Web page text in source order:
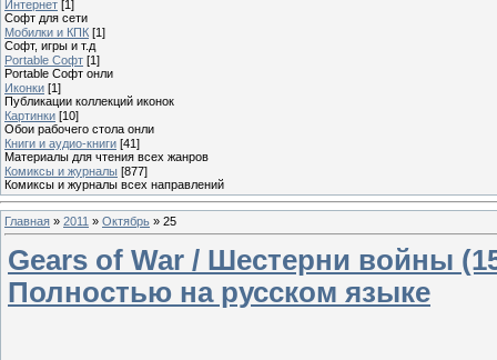
Интернет [1]
Софт для сети
Мобилки и КПК [1]
Софт, игры и т.д
Portable Софт [1]
Portable Софт онли
Иконки [1]
Публикации коллекций иконок
Картинки [10]
Обои рабочего стола онли
Книги и аудио-книги [41]
Материалы для чтения всех жанров
Комиксы и журналы [877]
Комиксы и журналы всех направлений
Главная » 2011 » Октябрь » 25
Gears of War / Шестерни войны
Полностью на русском языке